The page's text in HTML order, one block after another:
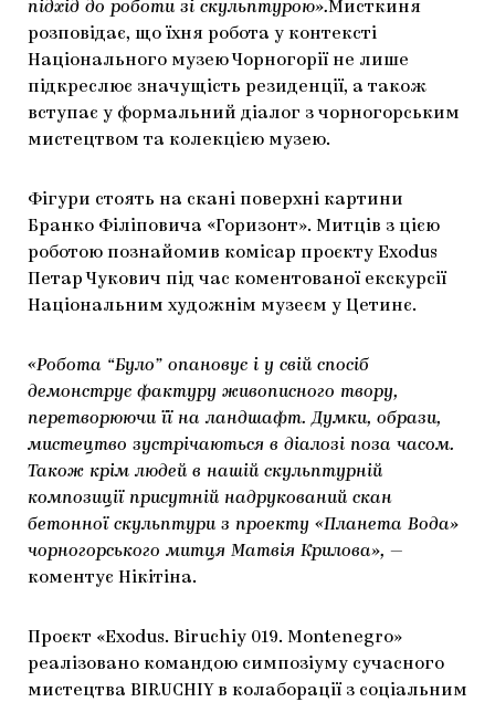
підхід до роботи зі скульптурою».Мисткиня
розповідає, що їхня робота у контексті
Національного музею Чорногорії не лише
підкреслює значущість резиденції, а також
вступає у формальний діалог з чорногорським
мистецтвом та колекцією музею.
Фігури стоять на скані поверхні картини
Бранко Філіповича «Горизонт». Митців з цією
роботою познайомив комісар проєкту Exodus
Петар Чукович під час коментованої екскурсії
Національним художнім музеєм у Цетинє.
«Робота “Було” опановує і у свій спосіб
демонструє фактуру живописного твору,
перетворюючи її на ландшафт. Думки, образи,
мистецтво зустрічаються в діалозі поза часом.
Також крім людей в нашій скульптурній
композиції присутній надрукований скан
бетонної скульптури з проекту «Планета Вода»
чорногорського митця Матвія Крилова», —
коментує Нікітіна.
Проєкт «Exodus. Biruchiy 019. Montenegro»
реалізовано командою симпозіуму сучасного
мистецтва BIRUCHIY в колаборації з соціальним